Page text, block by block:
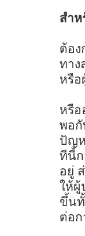
สำห
ต้อง
ทาง
หรือ
หรือ
พอกั
ปัญห
ทีนี้ก
อยู่
ให้ผู้
ขึ้นทั้
ต่อก